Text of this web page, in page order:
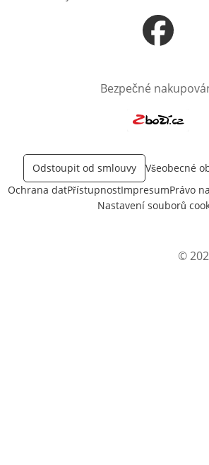
Otevře v
Bezpečné
Odstoupit od smlouvy
Všeobecné
Ochrana datPřístupnostImpresumPrávo
Nastavení souborů
©